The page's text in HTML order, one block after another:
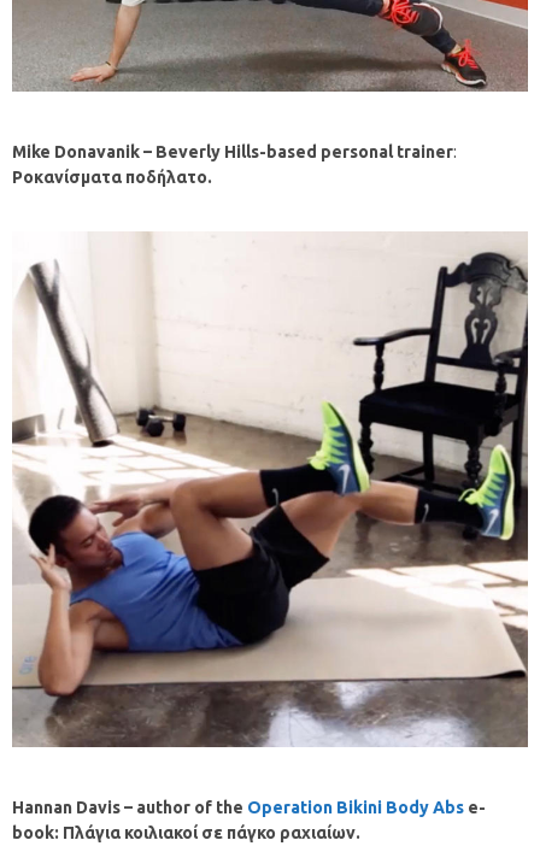
Mike Donavanik – Beverly Hills-based personal trainer:
Ροκανίσματα ποδήλατο.
Hannan Davis – author of the Operation Bikini Body Abs e-
book: Πλάγια κοιλιακοί σε πάγκο ραχιαίων.